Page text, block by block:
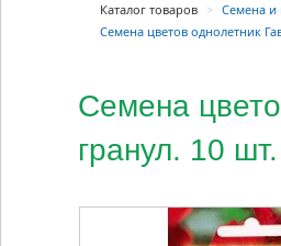
Каталог товаров > Семена и
Семена цветов однолетник
Семена
гранул. 10